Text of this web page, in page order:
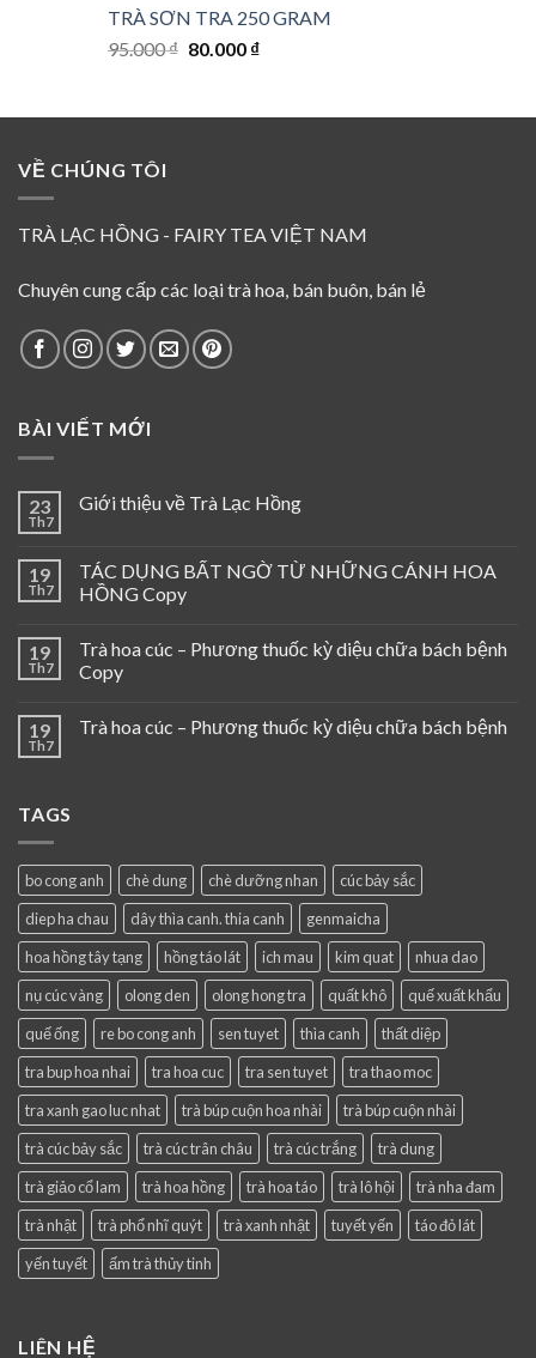
TRÀ SƠN TRA 250 GRAM
95.000₫ Giá
95.000 ₫.
80.000 ₫Giá
là:
VỀ CHÚNG TÔI
TRÀ LẠC HỒNG - FAIRY TEA VIỆT NAM
Chuyên cung cấp các loại trà hoa, bán buôn, bán lẻ
BÀI VIẾT MỚI
23
Th7
Giới thiệu về Trà Lạc Hồng
19
Th7
TÁC DỤNG BẤT NGỜ TỪ NHỮNG CÁNH HOA
HỒNG Copy
19
Th7
Trà hoa cúc – Phương thuốc kỳ diệu chữa bách bệnh
Copy
19
Th7
Trà hoa cúc – Phương thuốc kỳ diệu chữa bách bệnh
TAGS
bo cong anh chè dung chè dưỡng nhan
cúc bảy sắc
diep ha chau
dây thìa canh. thia canh
genmaicha
hoa hồng tây tạng
hồng táo lát ich mau kim quat
nhua dao
nụ cúc vàng
olong den olong hong tra quất khô
quế xuất khẩu
quế ống
re bo cong anh sen tuyet thìa canh
thất diệp
tra bup hoa nhai
tra hoa cuc tra sen tuyet
tra thao moc
tra xanh gao luc nhat
trà búp cuộn hoa nhài
trà búp cuộn nhài
trà cúc bảy sắc
trà cúc trân châu trà cúc trắng
trà dung
trà giảo cổ lam
trà hoa hồng trà hoa táo trà lô hội
trà nha đam
trà nhật
trà phổ nhĩ quýt trà xanh nhật tuyết yến
táo đỏ lát
yến tuyết
ấm trà thủy tinh
LIÊN HỆ